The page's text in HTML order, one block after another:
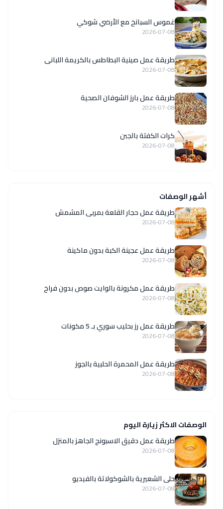
غموس السبانخ مع الأرضي شوكي
2026-07-08
طريقة عمل صينية البطاطس بالكريمة اللبانى
2026-07-08
طريقة عمل بارز الشوفان الصحية
2026-07-08
كرات الكفتة بالجبن
2026-07-08
أشهر الوصفات
طريقة عمل حجار القلعة بمربى المشمش
2026-07-08
طريقة عمل عجينة الكبة بدون ماكينة
2026-07-08
طريقة عمل مكرونة بالوايت صوص بدون فراخ
2026-07-08
طريقة عمل رز بحليب سوري بـ 5 مكونات
2026-07-08
طريقة عمل المحمرة الحلبية بالجوز
2026-07-08
الوصفات الاكثر زيارة اليوم
طريقة عمل دقيق الاسبونج الجاهز بالمنزل
2026-07-08
حلى الشعيرية بالشوكولاتة بالفيديو
2026-07-08